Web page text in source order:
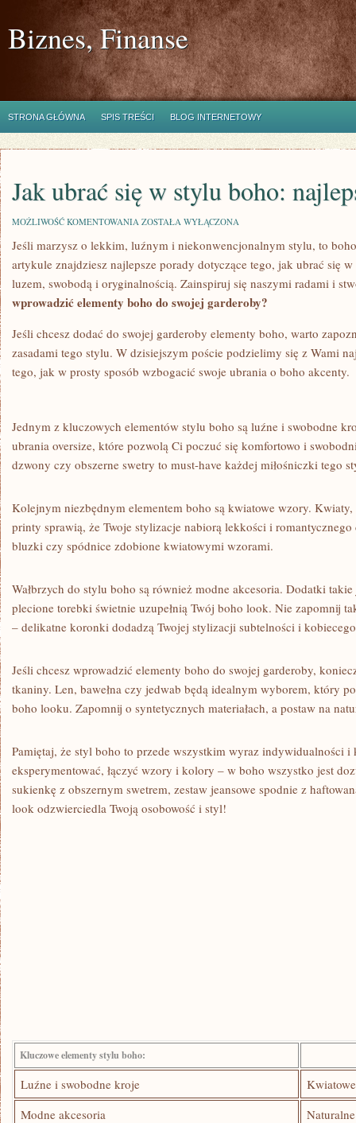
Biznes, Finanse
STRONA GŁÓWNA SPIS TREŚCI BLOG INTERNETOWY
Jak ubrać się w stylu boho:
MOŻLIWOŚĆ KOMENTOWANIA JAK
SIĘ
STYLU
BOHO:
NAJLEPSZE
PORADY!
ZOSTAŁA WYŁĄCZONA
Jeśli⁤ marzysz o lekkim, luźnym​ i​ niekonwencjonalnym ⁤stylu, ⁣to​
artykule znajdziesz ⁤najlepsze⁢ porady⁣ dotyczące ​tego, ‌jak ubrać się
luzem, swobodą i ‍oryginalnością.​ Zainspiruj się naszymi radami i
wprowadzić elementy boho do ​swojej garderoby?
Jeśli chcesz dodać‌ do swojej garderoby elementy ‌boho, warto
zasadami ⁤tego stylu. W‍ dzisiejszym poście podzielimy się z​ Wami
‍tego, jak w prosty sposób wzbogacić ⁣swoje ubrania‍ o ⁣boho ⁢akcenty.
Jednym z kluczowych elementów stylu ⁢boho są luźne i swobodne
ubrania oversize, które ⁣pozwolą Ci⁤ poczuć ⁤się komfortowo i
dzwony⁣ czy obszerne swetry⁢ to must-have każdej ⁢miłośniczki‍ tego
Kolejnym niezbędnym elementem⁢ boho są kwiatowe wzory.
printy⁣ sprawią, ‌że‌ Twoje stylizacje ‌nabiorą ⁤lekkości‍ i
⁣bluzki czy ⁢spódnice zdobione kwiatowymi wzorami.
Wałbrzych do ‍stylu boho są również modne ‍akcesoria. Dodatki
plecione torebki świetnie uzupełnią Twój boho⁢ look. Nie zapomnij
– delikatne koronki ⁤dodadzą Twojej stylizacji subtelności i
Jeśli chcesz wprowadzić elementy boho do swojej⁢ garderoby,
⁢tkaniny. Len, bawełna czy jedwab będą ​idealnym‍ wyborem, który
boho looku. Zapomnij o syntetycznych‍ materiałach, a​ postaw na
Pamiętaj,‌ że ⁢styl boho to przede⁤ wszystkim wyraz indywidualności
eksperymentować,⁢ łączyć ⁤wzory i kolory⁢ – w boho wszystko⁣ jest
sukienkę z obszernym swetrem, zestaw jeansowe​ spodnie z
look odzwierciedla ‌Twoją ‍osobowość‍ i⁢ styl!
Kluczowe elementy ‌stylu boho:
Luźne i swobodne kroje
Modne akcesoria